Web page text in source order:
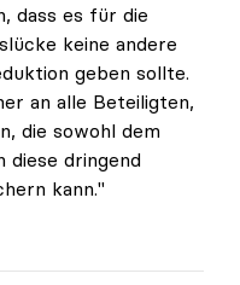
dass es für die
keine andere
geben sollte.
an alle Beteiligten,
die sowohl dem
diese dringend
kann."
der